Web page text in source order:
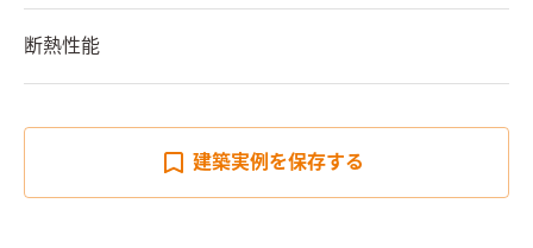
断熱性能
建築実例を保存する